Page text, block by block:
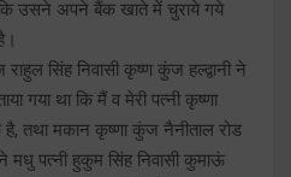
कि उसने अपने बैंक खाते में चुराये गये
सिंह निवासी कृष्ण कुंज हल्द्वानी ने
गया था कि मैं व मेरी पत्नी कृष्णा
तथा मकान कृष्णा कुंज नैनीताल रोड
मधु पत्नी हुकुम सिंह निवासी कुमाऊं